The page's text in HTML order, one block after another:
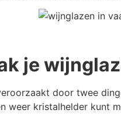
je
door twee
weer kristalhelder kunt